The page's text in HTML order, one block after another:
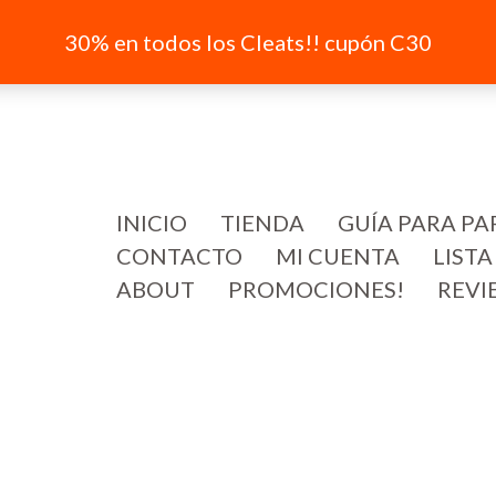
30% en todos los Cleats!! cupón C30
INICIO TIENDA
GUÍA PARA
CONTACTO
MI CUENTA
ABOUT
PROMOCIONES!